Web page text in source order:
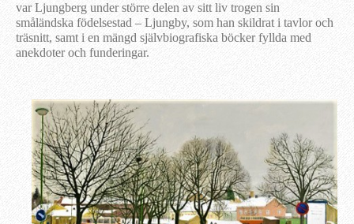
var Ljungberg under större delen av sitt liv trogen sin
småländska födelsestad – Ljungby, som han skildrat i tavlor och
träsnitt, samt i en mängd självbiografiska böcker fyllda med
anekdoter och funderingar.